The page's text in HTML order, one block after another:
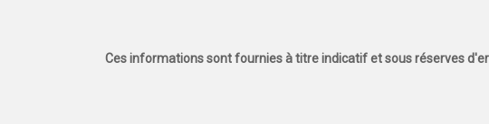
Ces informations sont fournies à titre indicatif et sous réserves